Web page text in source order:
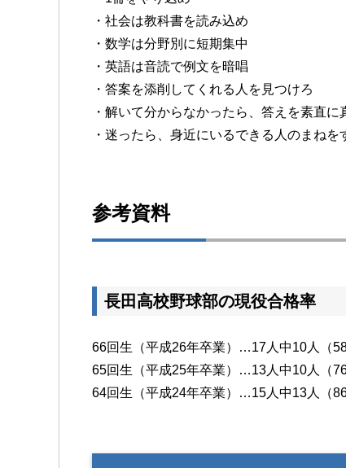
・社会は教科書を読み込め
・数学は分野別に短期集中
・英語は音読で例文を暗唱
・答案を添削してくれる人を見つけろ
・解いて分からなかったら、答えを素直
・迷ったら、身近にいるできる人のまねを
参考資料
長田高校野球部の現役合格率
66回生（平成26年卒業）…17人中10人（
65回生（平成25年卒業）…13人中10人（
64回生（平成24年卒業）…15人中13人（